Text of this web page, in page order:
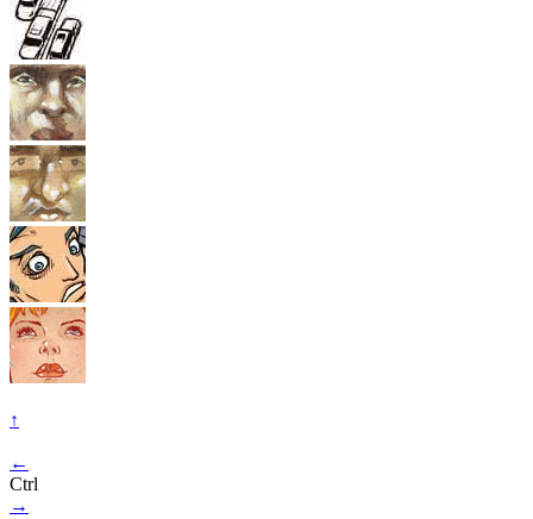
↑
←
Ctrl
→